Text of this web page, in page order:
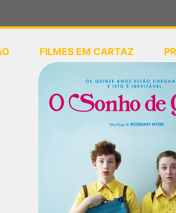
selecione sua
FILMES EM CARTAZ